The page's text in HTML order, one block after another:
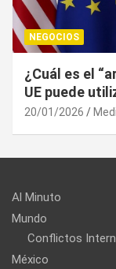
NEGOCIOS
¿Cuál es el
UE puede
20/01/2026
Al Minuto
Mundo
Conflictos
México